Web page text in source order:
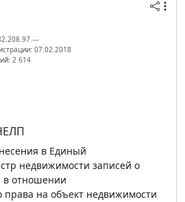
07.02.2018
2 614
в Единый
недвижимости записей о
в отношении
права на объект недвижимости